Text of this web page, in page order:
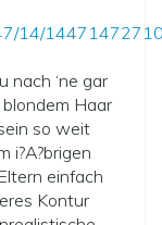
14/
nach ‘ne gar
Haar
so weit
i?A?brigen
einfach
Kontur